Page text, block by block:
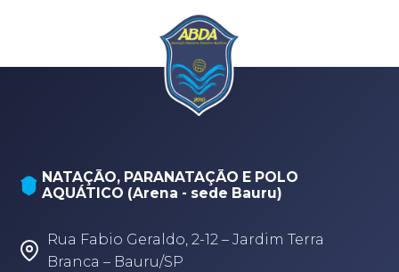
NATAÇÃO, PARANATAÇÃO E POLO
AQUÁTICO (Arena - sede Bauru)
Rua Fabio Geraldo, 2-12 – Jardim Terra
Branca – Bauru/SP